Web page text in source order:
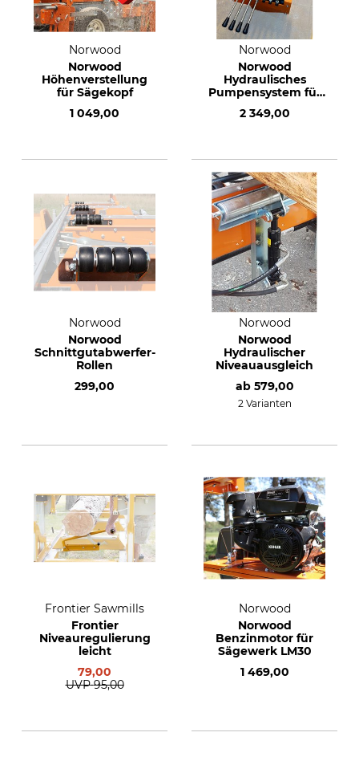
Norwood
Norwood
Höhenverstellung
für Sägekopf
1 049,00
Norwood
Norwood
Hydraulisches
Pumpensystem für
Elektromotor
2 349,00
Norwood
Norwood
Schnittgutabwerfer-
Rollen
299,00
Norwood
Norwood
Hydraulischer
Niveauausgleich
ab 579,00
2 Varianten
Frontier Sawmills
Frontier
Niveauregulierung
leicht
79,00
UVP 95,00
Norwood
Norwood
Benzinmotor für
Sägewerk LM30
1 469,00